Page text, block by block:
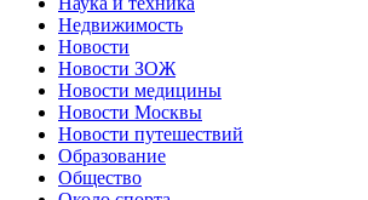
Недвижимость
Новости
Новости ЗОЖ
Новости медицины
Новости Москвы
Новости путешествий
Образование
Общество